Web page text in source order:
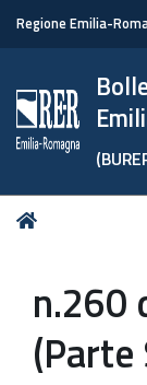
Regione Emilia-
Tu
n.260
(Parte